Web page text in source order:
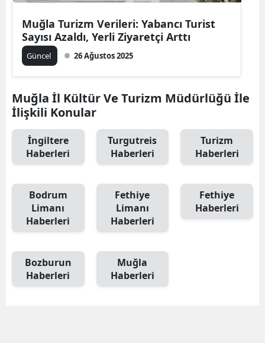
Muğla Turizm Verileri: Yabancı Turist
Sayısı Azaldı, Yerli Ziyaretçi Arttı
Güncel 26 Ağustos 2025
Muğla İl Kültür Ve Turizm Müdürlüğü İle
İlişkili Konular
İngiltere
Haberleri
Turgutreis
Haberleri
Turizm
Haberleri
Bodrum
Limanı
Haberleri
Fethiye
Limanı
Haberleri
Fethiye
Haberleri
Bozburun
Haberleri
Muğla
Haberleri